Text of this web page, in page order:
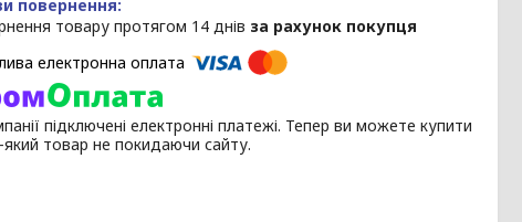
товару протягом 14 днів за рахунок покупця
підключені електронні платежі. Тепер ви можете купити
товар не покидаючи сайту.